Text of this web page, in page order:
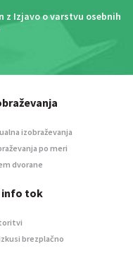
z Izjavo o varstvu osebnih
izobraževanja
po meri
dvorane
info tok
brezplačno